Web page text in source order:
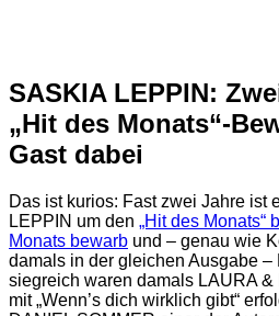
SASKIA LEPPIN:
„Hit des Monats“-
Gast dabei
Das ist kurios: Fast zwei Jahre ist
LEPPIN um den „Hit des Monats“
Monats bewarb und – genau wie
damals in der gleichen Ausgabe
siegreich waren damals LAURA
mit „Wenn’s dich wirklich gibt“